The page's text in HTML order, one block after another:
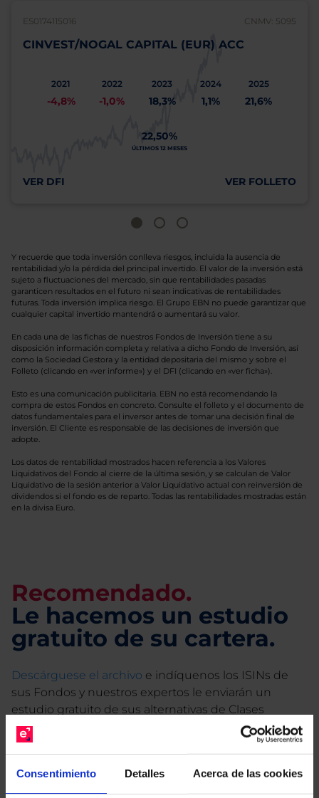
Consentimiento Detalles Acerca de las cookies
ES0174115016 CNMV: 5095
CINVEST/NOGAL CAPITAL (EUR) ACC
2021
-4,8%
2022
-1,0%
2023
18,3%
2024
1,1%
2025
21,6%
22,50%
ÚLTIMOS 12 MESES
VER DFI VER FOLLETO
Y recuerde que toda inversión conlleva riesgos, incluida la ausencia de
rentabilidad y/o la pérdida del principal invertido. El valor de la inversión está
sujeto a fluctuaciones del mercado, sin que rentabilidades pasadas
garanticen resultados en el futuro ni sean indicativas de rentabilidades
futuras. Toda inversión implica riesgo. El Grupo EBN no puede garantizar que
cualquier capital invertido mantendrá o aumentará su valor.
En cada una de las fichas de nuestros Fondos de Inversión tiene a su
disposición información completa y relativa a dicho Fondo de Inversión, así
como la Sociedad Gestora y la entidad depositaria del mismo y sobre el
Folleto (clicando en «ver informe») y el DFI (clicando en «ver ficha»).
Esto es una comunicación publicitaria. EBN no está recomendando la
compra de estos Fondos en concreto. Consulte el folleto y el documento de
datos fundamentales para el inversor antes de tomar una decisión final de
inversión. El Cliente es responsable de las decisiones de inversión que
adopte.
Los datos de rentabilidad mostrados hacen referencia a los Valores
Liquidativos del Fondo al cierre de la última sesión, y se calculan de Valor
Liquidativo de la sesión anterior a Valor Liquidativo actual con reinversión de
dividendos si el fondo es de reparto. Todas las rentabilidades mostradas están
en la divisa Euro.
Recomendado.
Le hacemos un estudio
gratuito de su cartera.
Descárguese el archivo e indíquenos los ISINs de
sus Fondos y nuestros expertos le enviarán un
estudio gratuito de sus alternativas de Clases
Limpias con las que podrá ahorrar en sus costes.